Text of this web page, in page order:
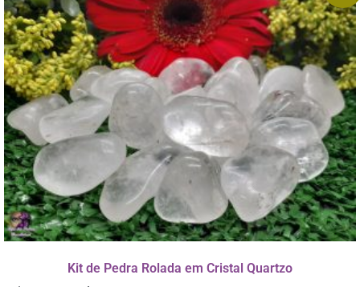
Kit de Pedra Rolada em Cristal Quartzo